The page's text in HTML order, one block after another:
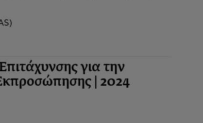
για την
| 2024